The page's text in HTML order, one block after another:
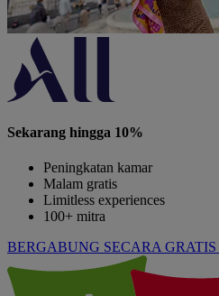
Sekarang hingga 10%
Peningkatan kamar
Malam gratis
Limitless experiences
100+ mitra
BERGABUNG SECARA GRATIS